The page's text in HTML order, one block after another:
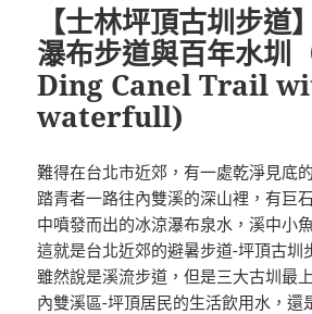
【士林坪頂古圳步道
瀑布步道與百年水圳
Ding Canel Trail
waterfull)
難得在台北市近郊，有一處乾淨見底
踏青者一路往內雙溪的深山裡，有巨
中噴發而出的冰涼瀑布泉水，溪中小
這就是台北近郊的避暑步道-坪頂古圳
雖然說是溪流步道，但是三大古圳最
內雙溪區-坪頂居民的生活飲用水，還